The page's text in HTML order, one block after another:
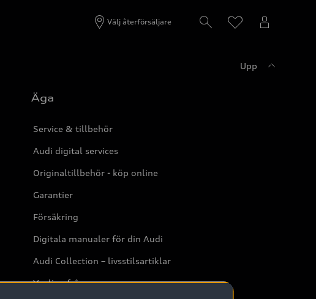
Välj återförsäljare
Upp
Äga
Service & tillbehör
Audi digital services
Originaltillbehör - köp online
Garantier
Försäkring
Digitala manualer för din Audi
Audi Collection – livsstilsartiklar
Vanliga frågor